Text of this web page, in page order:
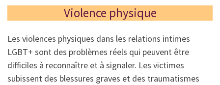
Violence physique
Les violences physiques dans les relations intimes
LGBT+ sont des problèmes réels qui peuvent être
difficiles à reconnaître et à signaler. Les victimes
subissent des blessures graves et des traumatismes